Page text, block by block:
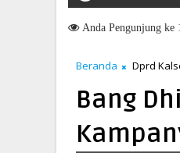
Penandatanganan Nota
Anda Pengunjung ke
Beranda Dprd
Bang